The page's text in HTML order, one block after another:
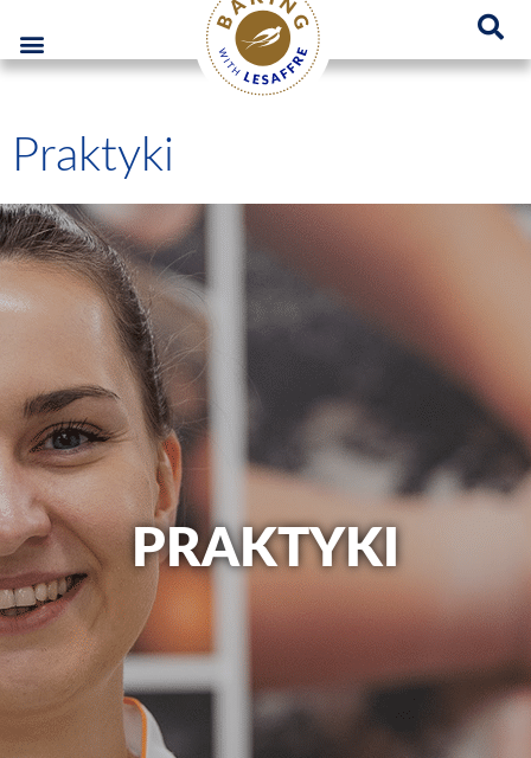
Lesaffre Polska – Miejsce innowacyjnych rozwiązań piekarniczych
GO
Praktyki
PRAKTYKI